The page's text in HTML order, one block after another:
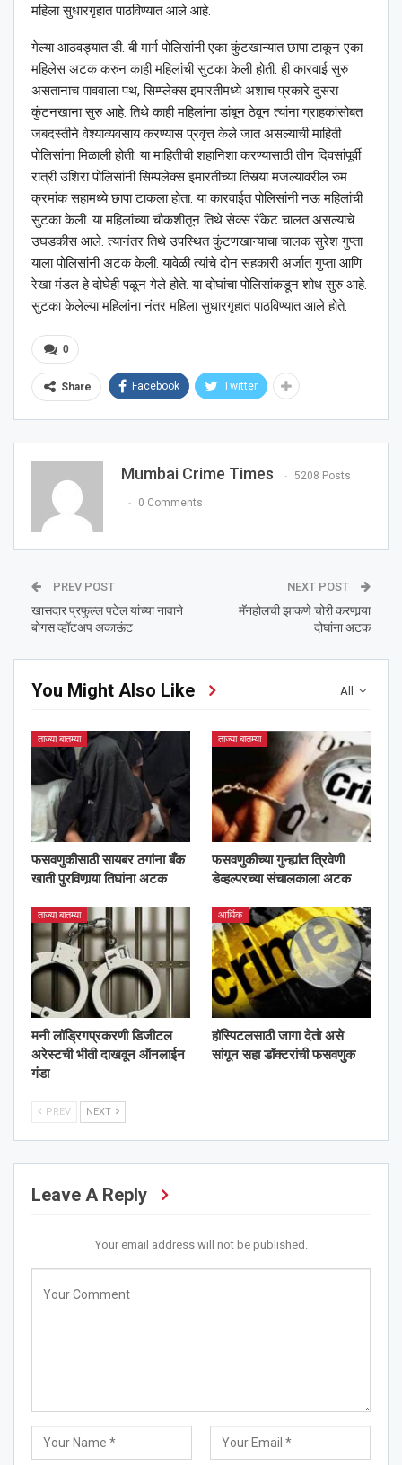
महिला सुधारगृहात पाठविण्यात आले आहे.
गेल्या आठवड्यात डी. बी मार्ग पोलिसांनी एका कुंटखान्यात छापा टाकून एका
महिलेस अटक करुन काही महिलांची सुटका केली होती. ही कारवाई सुरु
असतानाच पाववाला पथ, सिम्प्लेक्स इमारतीमध्ये अशाच प्रकारे दुसरा
कुंटनखाना सुरु आहे. तिथे काही महिलांना डांबून ठेवून त्यांना ग्राहकांसोबत
जबदस्तीने वेश्याव्यवसाय करण्यास प्रवृत्त केले जात असल्याची माहिती
पोलिसांना मिळाली होती. या माहितीची शहानिशा करण्यासाठी तीन दिवसांपूर्वी
रात्री उशिरा पोलिसांनी सिम्पलेक्स इमारतीच्या तिसर्‍या मजल्यावरील रुम
क्रमांक सहामध्ये छापा टाकला होता. या कारवाईत पोलिसांनी नऊ महिलांची
सुटका केली. या महिलांच्या चौकशीतून तिथे सेक्स रॅकेट चालत असल्याचे
उघडकीस आले. त्यानंतर तिथे उपस्थित कुंटणखान्याचा चालक सुरेश गुप्ता
याला पोलिसांनी अटक केली. यावेळी त्यांचे दोन सहकारी अर्जात गुप्ता आणि
रेखा मंडल हे दोघेही पळून गेले होते. या दोघांचा पोलिसांकडून शोध सुरु आहे.
सुटका केलेल्या महिलांना नंतर महिला सुधारगृहात पाठविण्यात आले होते.
0
Share Facebook Twitter
Mumbai Crime Times 5208 Posts
0 Comments
PREV POST
खासदार प्रफुल्ल पटेल यांच्या नावाने
बोगस व्हॉटअप अकाऊंट
NEXT POST
मॅनहोलची झाकणे चोरी करणार्‍या
दोघांना अटक
All
You Might Also Like
ताज्या बातम्या
फसवणुकीसाठी सायबर ठगांना बँक
खाती पुरविणार्‍या तिघांना अटक
ताज्या बातम्या
फसवणुकीच्या गुन्ह्यांत त्रिवेणी
डेव्हल्परच्या संचालकाला अटक
ताज्या बातम्या
मनी लॉड्रिगप्रकरणी डिजीटल
अरेस्टची भीती दाखवून ऑनलाईन
गंडा
आर्थिक
हॉस्पिटलसाठी जागा देतो असे
सांगून सहा डॉक्टरांची फसवणुक
PREV NEXT
Leave A Reply
Your email address will not be published.